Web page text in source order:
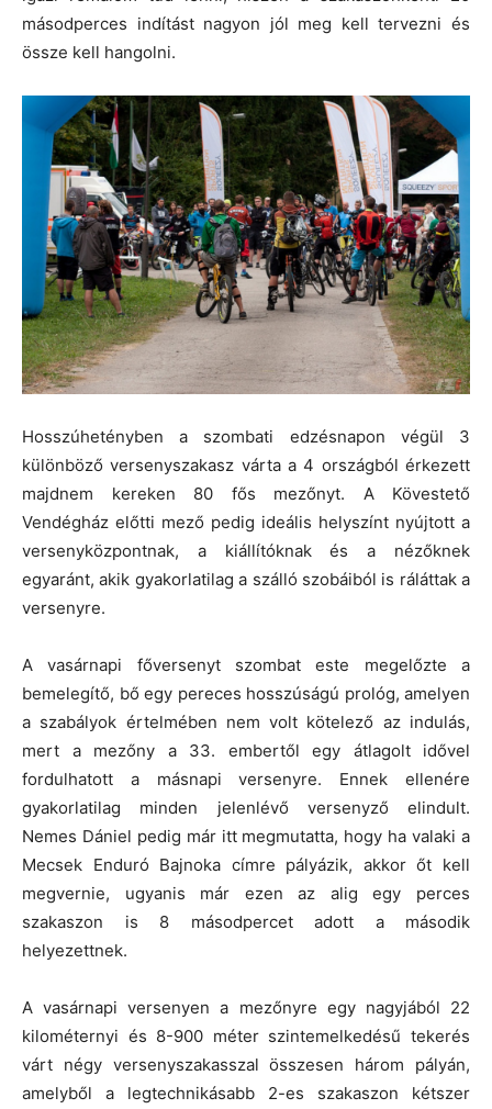
másodperces indítást nagyon jól meg kell tervezni és
össze kell hangolni.
Hosszúhetényben a szombati edzésnapon végül 3
különböző versenyszakasz várta a 4 országból érkezett
majdnem kereken 80 fős mezőnyt. A Kövestető
Vendégház előtti mező pedig ideális helyszínt nyújtott a
versenyközpontnak, a kiállítóknak és a nézőknek
egyaránt, akik gyakorlatilag a szálló szobáiból is ráláttak a
versenyre.
A vasárnapi főversenyt szombat este megelőzte a
bemelegítő, bő egy pereces hosszúságú prológ, amelyen
a szabályok értelmében nem volt kötelező az indulás,
mert a mezőny a 33. embertől egy átlagolt idővel
fordulhatott a másnapi versenyre. Ennek ellenére
gyakorlatilag minden jelenlévő versenyző elindult.
Nemes Dániel pedig már itt megmutatta, hogy ha valaki a
Mecsek Enduró Bajnoka címre pályázik, akkor őt kell
megvernie, ugyanis már ezen az alig egy perces
szakaszon is 8 másodpercet adott a második
helyezettnek.
A vasárnapi versenyen a mezőnyre egy nagyjából 22
kilométernyi és 8-900 méter szintemelkedésű tekerés
várt négy versenyszakasszal összesen három pályán,
amelyből a legtechnikásabb 2-es szakaszon kétszer